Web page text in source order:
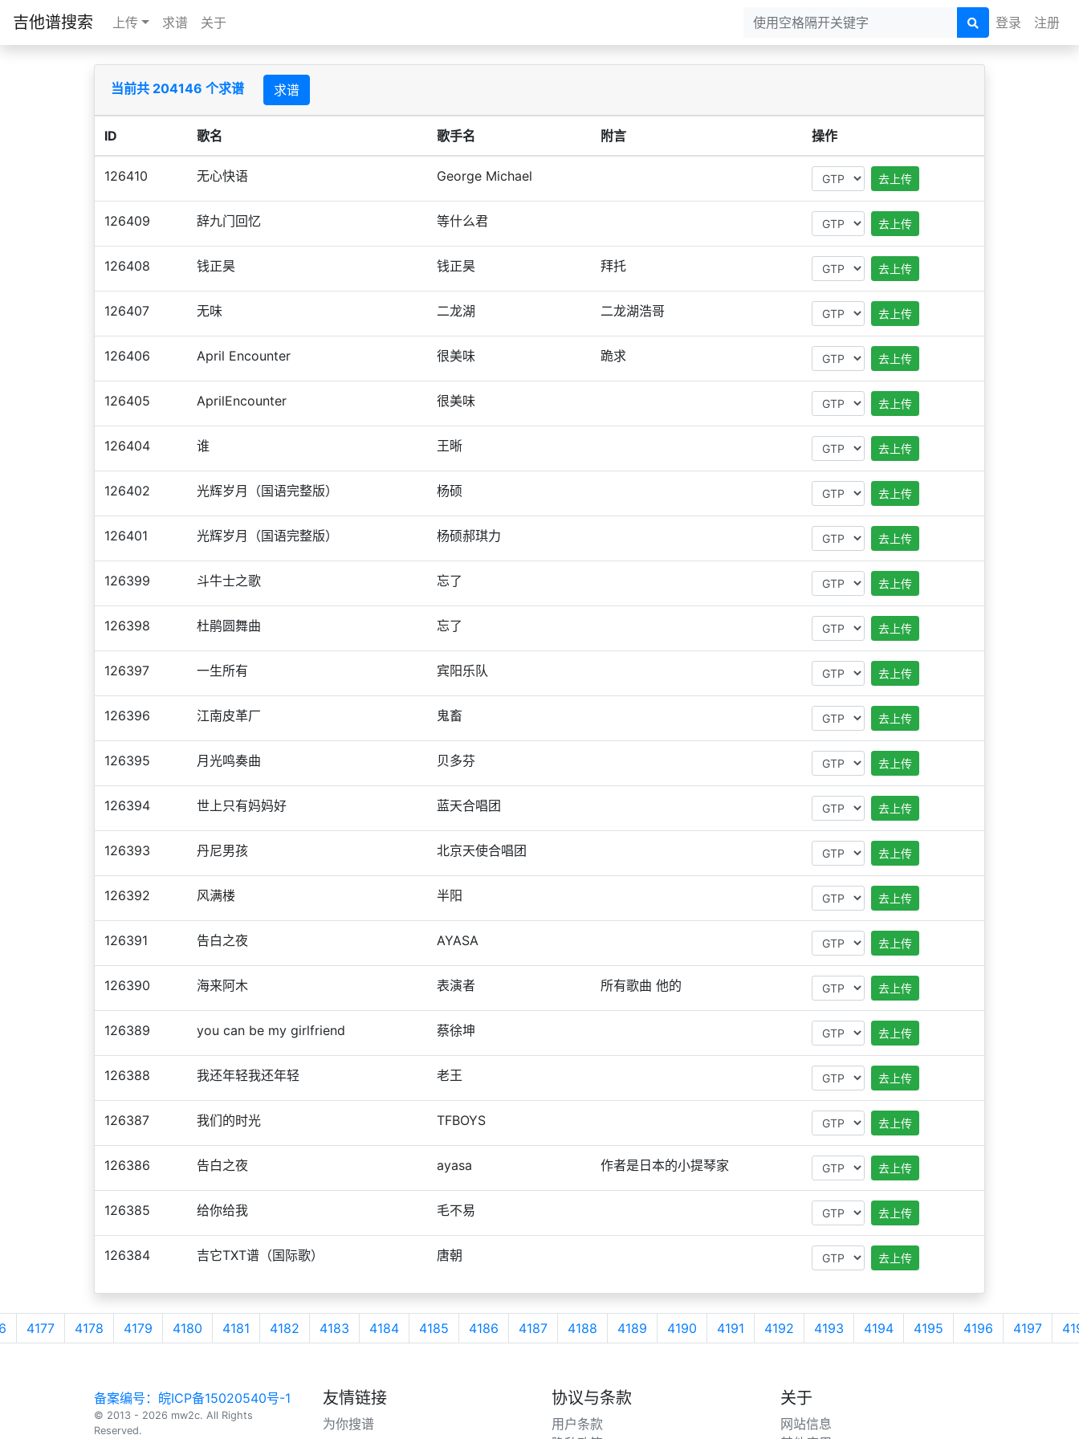
吉他谱搜索 上传 求谱 关于 登录 注册
当前共 204146 个求谱 求谱
ID 歌名 歌手名 附言 操作
126410 无心快语 George Michael 去上传
126409 辞九门回忆 等什么君 去上传
126408 钱正昊 钱正昊 拜托 去上传
126407 无味 二龙湖 二龙湖浩哥 去上传
126406 April Encounter 很美味 跪求 去上传
126405 AprilEncounter 很美味 去上传
126404 谁 王晰 去上传
126402 光辉岁月（国语完整版） 杨硕 去上传
126401 光辉岁月（国语完整版） 杨硕郝琪力 去上传
126399 斗牛士之歌 忘了 去上传
126398 杜鹃圆舞曲 忘了 去上传
126397 一生所有 宾阳乐队 去上传
126396 江南皮革厂 鬼畜 去上传
126395 月光鸣奏曲 贝多芬 去上传
126394 世上只有妈妈好 蓝天合唱团 去上传
126393 丹尼男孩 北京天使合唱团 去上传
126392 风满楼 半阳 去上传
126391 告白之夜 AYASA 去上传
126390 海来阿木 表演者 所有歌曲 他的 去上传
126389 you can be my girlfriend 蔡徐坤 去上传
126388 我还年轻我还年轻 老王 去上传
126387 我们的时光 TFBOYS 去上传
126386 告白之夜 ayasa 作者是日本的小提琴家 去上传
126385 给你给我 毛不易 去上传
126384 吉它TXT谱（国际歌） 唐朝 去上传
4177 4178 4179 4180 4181 4182 4183 4184 4185 4186 4187 4188 4189 4190 4191 4192 4193 4194 4195 4196 4197
备案编号：皖ICP备15020540号-1
© 2013 - 2026 mw2c. All Rights
Reserved.
友情链接
为你搜谱
协议与条款
用户条款
关于
网站信息